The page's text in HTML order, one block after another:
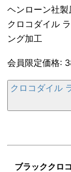
ヘンローン社製
クロコダイル
ング加工
会員限定価格:
クロコダイル
ブラッククロ